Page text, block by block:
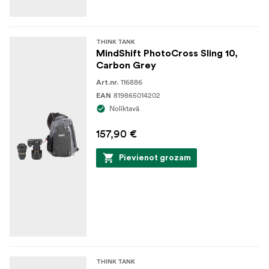
THINK TANK
MindShift PhotoCross Sling 10,
Carbon Grey
Art.nr. 116886
EAN 819865014202
Noliktavā
157,90 €
Pievienot grozam
THINK TANK